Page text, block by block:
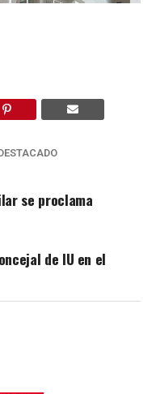
se proclama
de IU en el